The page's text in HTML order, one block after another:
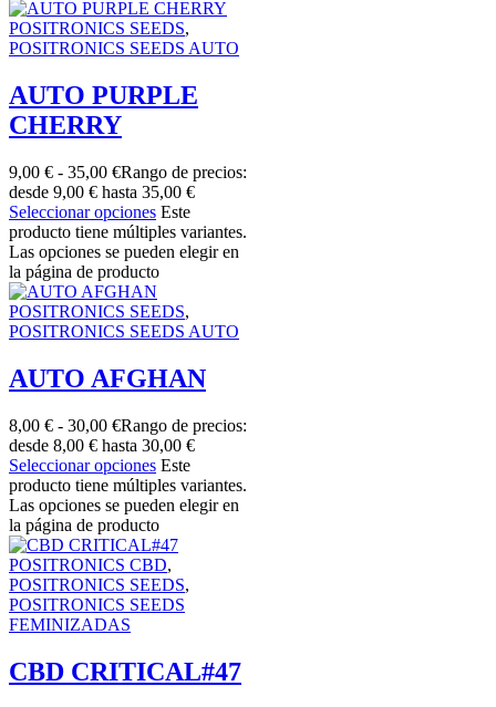
POSITRONICS SEEDS,
POSITRONICS SEEDS AUTO
AUTO PURPLE
CHERRY
9,00 € - 35,00 €Rango de precios:
desde 9,00 € hasta 35,00 €
Seleccionar opciones Este
producto tiene múltiples variantes.
Las opciones se pueden elegir en
la página de producto
POSITRONICS SEEDS,
POSITRONICS SEEDS AUTO
AUTO AFGHAN
8,00 € - 30,00 €Rango de precios:
desde 8,00 € hasta 30,00 €
Seleccionar opciones Este
producto tiene múltiples variantes.
Las opciones se pueden elegir en
la página de producto
POSITRONICS CBD,
POSITRONICS SEEDS,
POSITRONICS SEEDS
FEMINIZADAS
CBD CRITICAL#47